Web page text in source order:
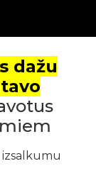
dažu
izsalkumu